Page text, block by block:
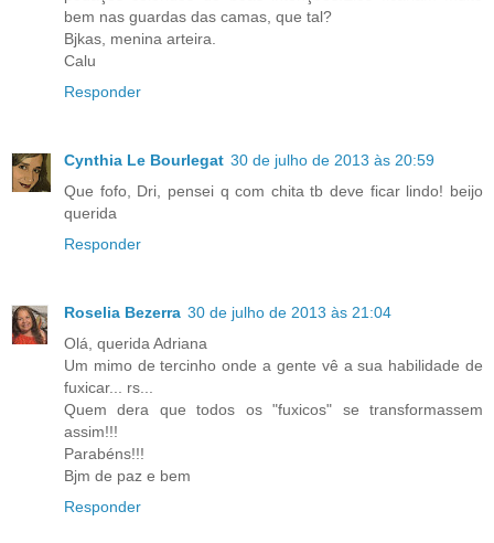
bem nas guardas das camas, que tal?
Bjkas, menina arteira.
Calu
Responder
Cynthia Le Bourlegat 30 de julho de 2013 às 20:59
Que fofo, Dri, pensei q com chita tb deve ficar lindo! beijo
querida
Responder
Roselia Bezerra 30 de julho de 2013 às 21:04
Olá, querida Adriana
Um mimo de tercinho onde a gente vê a sua habilidade de
fuxicar... rs...
Quem dera que todos os "fuxicos" se transformassem
assim!!!
Parabéns!!!
Bjm de paz e bem
Responder